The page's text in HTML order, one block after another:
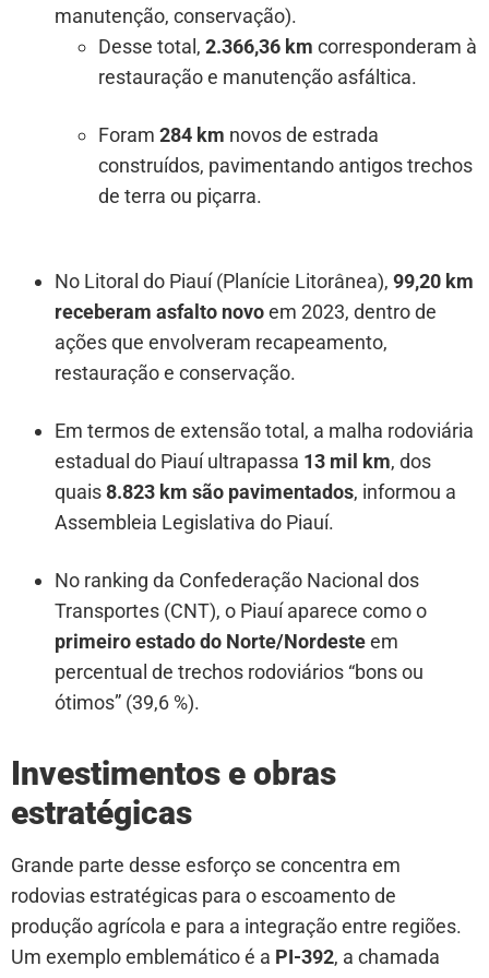
manutenção, conservação).
Desse total, 2.366,36 km corresponderam à
restauração e manutenção asfáltica.
Foram 284 km novos de estrada
construídos, pavimentando antigos trechos
de terra ou piçarra.
No Litoral do Piauí (Planície Litorânea), 99,20 km
receberam asfalto novoem 2023, dentro de
ações que envolveram recapeamento,
restauração e conservação.
Em termos de extensão total, a malha rodoviária
estadual do Piauí ultrapassa 13 mil km, dos
quais8.823 km são pavimentados, informou a
Assembleia Legislativa do Piauí.
No ranking da Confederação Nacional dos
Transportes (CNT), o Piauí aparece como o
primeiro estado do Norte/Nordesteem
percentual de trechos rodoviários “bons ou
ótimos” (39,6 %).
Investimentos e obras
estratégicas
Grande parte desse esforço se concentra em
rodovias estratégicas para o escoamento de
produção agrícola e para a integração entre regiões.
Um exemplo emblemático é a PI-392, a chamada